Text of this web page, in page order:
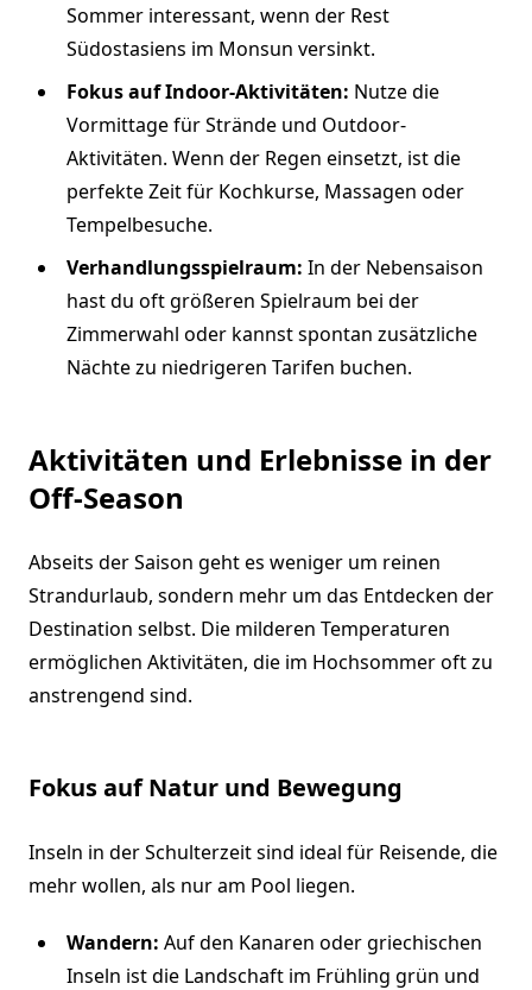
Sommer interessant, wenn der Rest
Südostasiens im Monsun versinkt.
Fokus auf Indoor-Aktivitäten: Nutze die
Vormittage für Strände und Outdoor-
Aktivitäten. Wenn der Regen einsetzt, ist die
perfekte Zeit für Kochkurse, Massagen oder
Tempelbesuche.
Verhandlungsspielraum: In der Nebensaison
hast du oft größeren Spielraum bei der
Zimmerwahl oder kannst spontan zusätzliche
Nächte zu niedrigeren Tarifen buchen.
Aktivitäten und Erlebnisse in der
Off-Season
Abseits der Saison geht es weniger um reinen
Strandurlaub, sondern mehr um das Entdecken der
Destination selbst. Die milderen Temperaturen
ermöglichen Aktivitäten, die im Hochsommer oft zu
anstrengend sind.
Fokus auf Natur und Bewegung
Inseln in der Schulterzeit sind ideal für Reisende, die
mehr wollen, als nur am Pool liegen.
Wandern: Auf den Kanaren oder griechischen
Inseln ist die Landschaft im Frühling grün und